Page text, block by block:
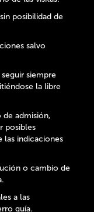
posibilidad de
salvo
siempre
la libre
de admisión,
posibles
las indicaciones
o cambio de
a las
guía.